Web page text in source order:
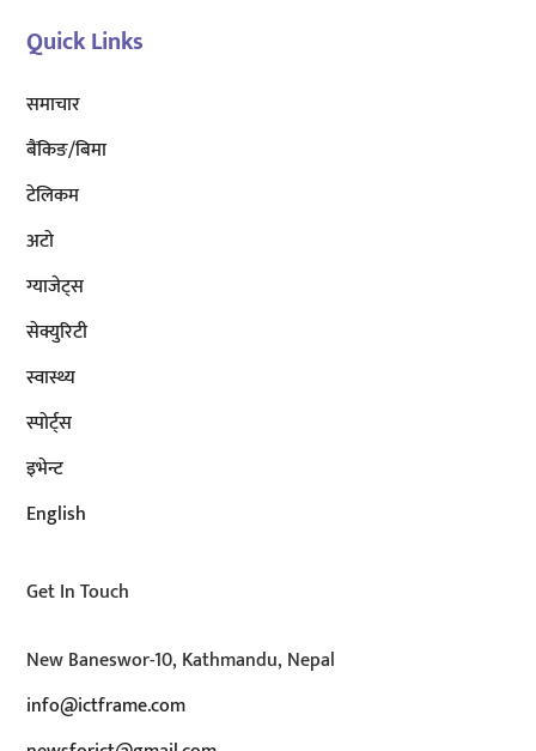
Quick Links
समाचार
बैंकिङ/बिमा
टेलिकम
अटाे
ग्याजेट्स
सेक्युरिटी
स्वास्थ्य
स्पोर्ट्स
इभेन्ट
English
Get In Touch
New Baneswor-10, Kathmandu, Nepal
info@ictframe.com